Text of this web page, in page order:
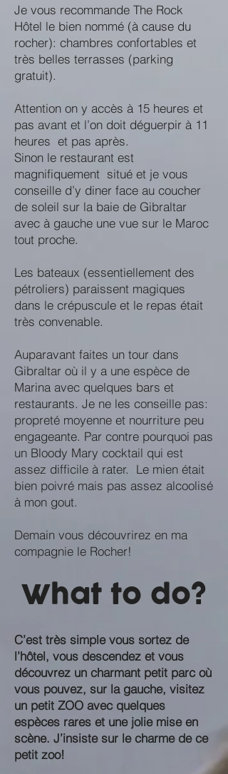
Je vous recommande The Rock
Hôtel le bien nommé (à cause du
rocher): chambres confortables et
très belles terrasses (parking
gratuit).
Attention on y accès à 15 heures et
pas avant et l’on doit déguerpir à 11
heures et pas après.
Sinon le restaurant est
magnifiquement situé et je vous
conseille d’y diner face au coucher
de soleil sur la baie de Gibraltar
avec à gauche une vue sur le Maroc
tout proche.
Les bateaux (essentiellement des
pétroliers) paraissent magiques
dans le crépuscule et le repas était
très convenable.
Auparavant faites un tour dans
Gibraltar où il y a une espèce de
Marina avec quelques bars et
restaurants. Je ne les conseille pas:
propreté moyenne et nourriture peu
engageante. Par contre pourquoi pas
un Bloody Mary cocktail qui est
assez difficile à rater. Le mien était
bien poivré mais pas assez alcoolisé
à mon gout.
Demain vous découvrirez en ma
compagnie le Rocher!
What to do?
C’est très simple vous sortez de
l’hôtel, vous descendez et vous
découvrez un charmant petit parc où
vous pouvez, sur la gauche, visitez
un petit ZOO avec quelques
espèces rares et une jolie mise en
scène. J’insiste sur le charme de ce
petit zoo!